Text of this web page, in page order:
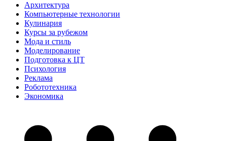
Архитектура
Компьютерные технологии
Кулинария
Курсы за рубежом
Мода и стиль
Моделирование
Подготовка к ЦТ
Психология
Реклама
Робототехника
Экономика